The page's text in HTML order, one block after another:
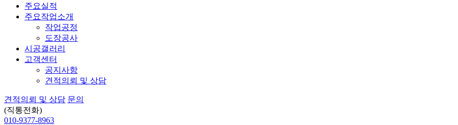
주요실적
주요작업소개
작업공정
도장공사
시공갤러리
고객센터
공지사항
견적의뢰 및 상담
견적의뢰 및 상담 문의
(직통전화)
010-9377-8963